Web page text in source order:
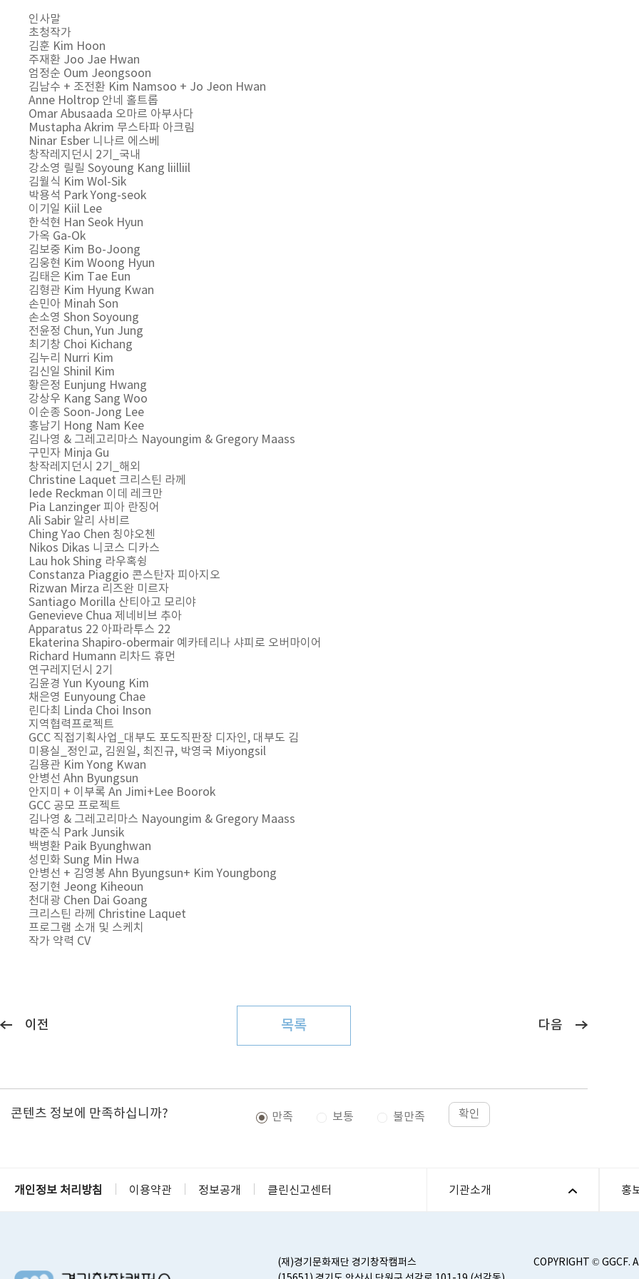
인사말
초청작가
김훈 Kim Hoon
주재환 Joo Jae Hwan
엄정순 Oum Jeongsoon
김남수 + 조전환 Kim Namsoo + Jo Jeon Hwan
Anne Holtrop 안네 홀트롭
Omar Abusaada 오마르 아부사다
Mustapha Akrim 무스타파 아크림
Ninar Esber 니나르 에스베
창작레지던시 2기_국내
강소영 릴릴 Soyoung Kang liilliil
김월식 Kim Wol-Sik
박용석 Park Yong-seok
이기일 Kiil Lee
한석현 Han Seok Hyun
가옥 Ga-Ok
김보중 Kim Bo-Joong
김웅현 Kim Woong Hyun
김태은 Kim Tae Eun
김형관 Kim Hyung Kwan
손민아 Minah Son
손소영 Shon Soyoung
전윤정 Chun, Yun Jung
최기창 Choi Kichang
김누리 Nurri Kim
김신일 Shinil Kim
황은정 Eunjung Hwang
강상우 Kang Sang Woo
이순종 Soon-Jong Lee
홍남기 Hong Nam Kee
김나영 & 그레고리마스 Nayoungim & Gregory Maass
구민자 Minja Gu
창작레지던시 2기_해외
Christine Laquet 크리스틴 라께
Iede Reckman 이데 레크만
Pia Lanzinger 피아 란징어
Ali Sabir 알리 사비르
Ching Yao Chen 칭야오첸
Nikos Dikas 니코스 디카스
Lau hok Shing 라우혹슁
Constanza Piaggio 콘스탄자 피아지오
Rizwan Mirza 리즈완 미르자
Santiago Morilla 산티아고 모리야
Genevieve Chua 제네비브 추아
Apparatus 22 아파라투스 22
Ekaterina Shapiro-obermair 예카테리나 샤피로 오버마이어
Richard Humann 리차드 휴먼
연구레지던시 2기
김윤경 Yun Kyoung Kim
채은영 Eunyoung Chae
린다최 Linda Choi Inson
지역협력프로젝트
GCC 직접기획사업_대부도 포도직판장 디자인, 대부도 김
미용실_정인교, 김원일, 최진규, 박영국 Miyongsil
김용관 Kim Yong Kwan
안병선 Ahn Byungsun
안지미 + 이부록 An Jimi+Lee Boorok
GCC 공모 프로젝트
김나영 & 그레고리마스 Nayoungim & Gregory Maass
박준식 Park Junsik
백병환 Paik Byunghwan
성민화 Sung Min Hwa
안병선 + 김영봉 Ahn Byungsun+ Kim Youngbong
정기현 Jeong Kiheoun
천대광 Chen Dai Goang
크리스틴 라께 Christine Laquet
프로그램 소개 및 스케치
작가 약력 CV
이전 목록 다음
콘텐츠 정보에 만족하십니까? 만족 보통 불만족 확인
개인정보 처리방침 이용약관 정보공개 클린신고센터 기관소개 홍
(재)경기문화재단 경기창작캠퍼스
COPYRIGHT © GGCF.